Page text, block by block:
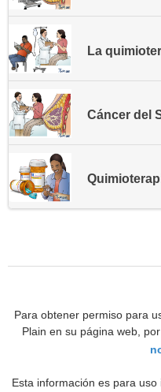
La
Cáncer del
Para obtener permiso para
Plain en su página web,
Esta información es para